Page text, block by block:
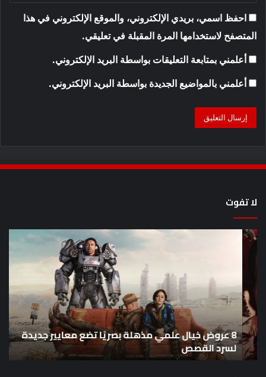
احفظ اسمي، بريدي الإلكتروني، والموقع الإلكتروني في هذا
المتصفح لاستخدامها المرة المقبلة في تعليقي.
أعلمني بمتابعة التعليقات بواسطة البريد الإلكتروني.
أعلمني بالمواضيع الجديدة بواسطة البريد الإلكتروني.
لا تفوت
8
عروض
مذهلة
بصريًا
تضع
معايير
جديدة
لسرد
القصص
8 عروض خيال علمي مذهلة بصريًا تضع معايير جديدة
لسرد القصص